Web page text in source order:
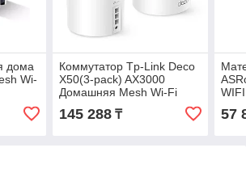
дома
Wi-
Коммутатор Tp-Link Deco
X50(3-pack) AX3000
Домашняя Mesh Wi‑Fi
145 288₸ 57